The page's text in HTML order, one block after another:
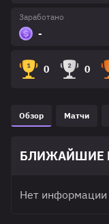
Заработано
-
0 0
Обзор Матчи
БЛИЖАЙШИЕ
Нет информации